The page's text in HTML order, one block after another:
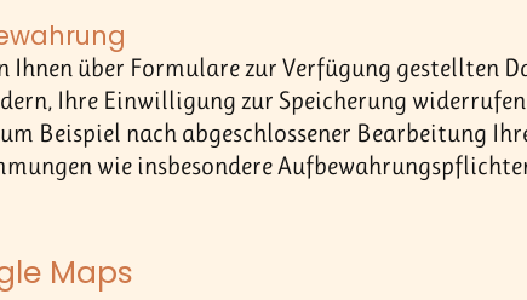
Ihnen über Formulare zur Verfügung gestellten
Ihre Einwilligung zur Speicherung
Beispiel nach abgeschlossener Bearbeitung
wie insbesondere
Maps